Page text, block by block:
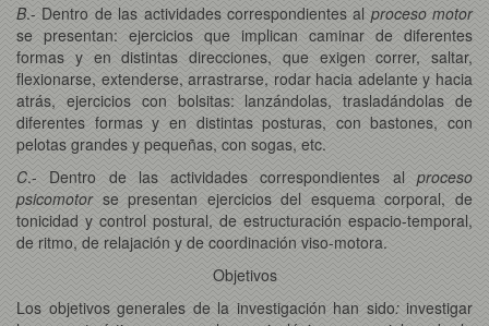
B.- Dentro de las actividades correspondientes al proceso motor
se presentan: ejercicios que implican caminar de diferentes
formas y en distintas direcciones, que exigen correr, saltar,
flexionarse, extenderse, arrastrarse, rodar hacia adelante y hacia
atrás, ejercicios con bolsitas: lanzándolas, trasladándolas de
diferentes formas y en distintas posturas, con bastones, con
pelotas grandes y pequeñas, con sogas, etc.
C.- Dentro de las actividades correspondientes al proceso
psicomotor se presentan ejercicios del esquema corporal, de
tonicidad y control postural, de estructuración espacio-temporal,
de ritmo, de relajación y de coordinación viso-motora.
Objetivos
Los objetivos generales de la investigación han sido: investigar